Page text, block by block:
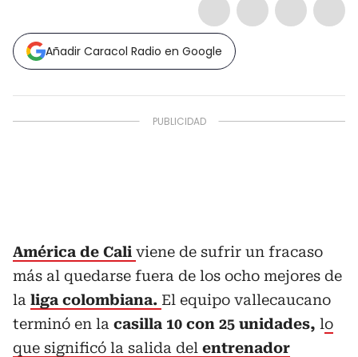
Añadir Caracol Radio en Google
América de Cali viene de sufrir un fracaso
más al quedarse fuera de los ocho mejores de
la liga colombiana. El equipo vallecaucano
terminó en la casilla 10 con 25 unidades, lo
que significó la salida del entrenador